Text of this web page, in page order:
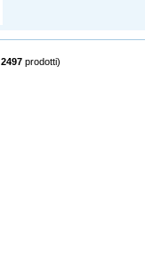
2497 prodotti)